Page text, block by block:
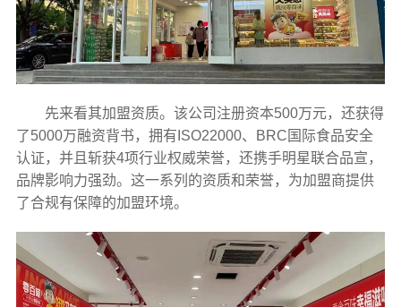
先来看其加盟资质。该公司注册资本500万元，还获得
了5000万融资背书，拥有ISO22000、BRC国际食品安全
认证，并且斩获4项行业权威荣誉，还携手明星联合品宣，
品牌影响力强劲。这一系列的资质和荣誉，为加盟商提供
了合规有保障的加盟环境。